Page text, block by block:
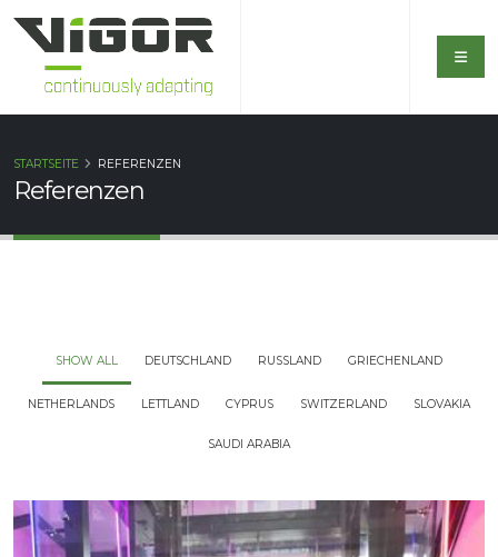
Referenzen
STARTSEITE REFERENZEN
SHOW ALL DEUTSCHLAND RUSSLAND GRIECHENLAND
NETHERLANDS LETTLAND CYPRUS SWITZERLAND SLOVAKIA
SAUDI ARABIA